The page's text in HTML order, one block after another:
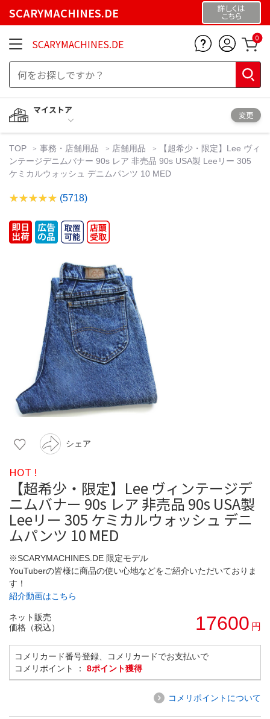
SCARYMACHINES.DE 詳しくは
こちら
SCARYMACHINES.DE 0
マイストア
変更
TOP 事務・店舗用品 店舗用品
【超希少・限定】Lee ヴィ
ンテージデニムバナー 90s レア 非売品 90s USA製 Leeリー 305
ケミカルウォッシュ デニムパンツ 10 MED
(5718)
シェア
HOT !
【超希少・限定】Lee ヴィンテージデ
ニムバナー 90s レア 非売品 90s USA製
Leeリー 305 ケミカルウォッシュ デニ
ムパンツ 10 MED
※SCARYMACHINES.DE 限定モデル
YouTuberの皆様に商品の使い心地などをご紹介いただいておりま
す！
紹介動画はこちら
ネット販売
価格（税込）
17600 円
コメリカード番号登録、コメリカードでお支払いで
コメリポイント ： 8ポイント獲得
コメリポイントについて